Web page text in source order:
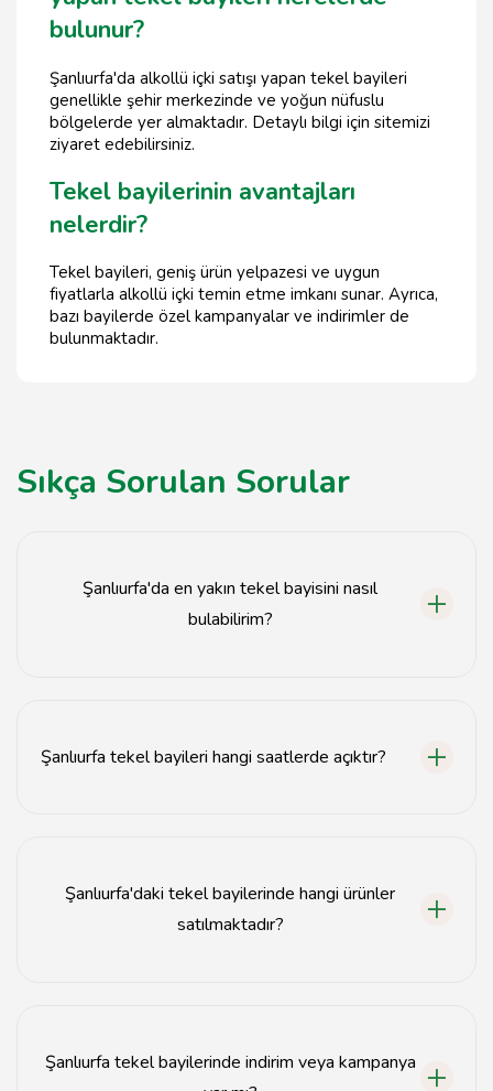
bulunur?
Şanlıurfa'da alkollü içki satışı yapan tekel bayileri
genellikle şehir merkezinde ve yoğun nüfuslu
bölgelerde yer almaktadır. Detaylı bilgi için sitemizi
ziyaret edebilirsiniz.
Tekel bayilerinin avantajları
nelerdir?
Tekel bayileri, geniş ürün yelpazesi ve uygun
fiyatlarla alkollü içki temin etme imkanı sunar. Ayrıca,
bazı bayilerde özel kampanyalar ve indirimler de
bulunmaktadır.
Sıkça Sorulan Sorular
Şanlıurfa'da en yakın tekel bayisini nasıl
bulabilirim?
Şanlıurfa tekel bayileri hangi saatlerde açıktır?
Şanlıurfa'daki tekel bayilerinde hangi ürünler
satılmaktadır?
Şanlıurfa tekel bayilerinde indirim veya kampanya